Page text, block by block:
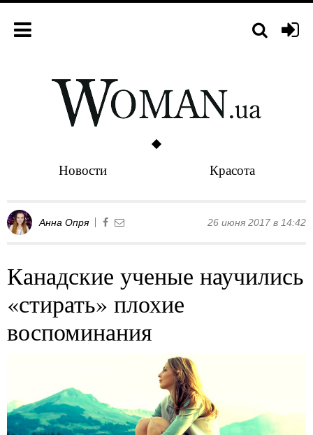
Новости Красота
Анна Опря 26 июня 2017 в 14:42
Канадские ученые научились
«стирать» плохие
воспоминания